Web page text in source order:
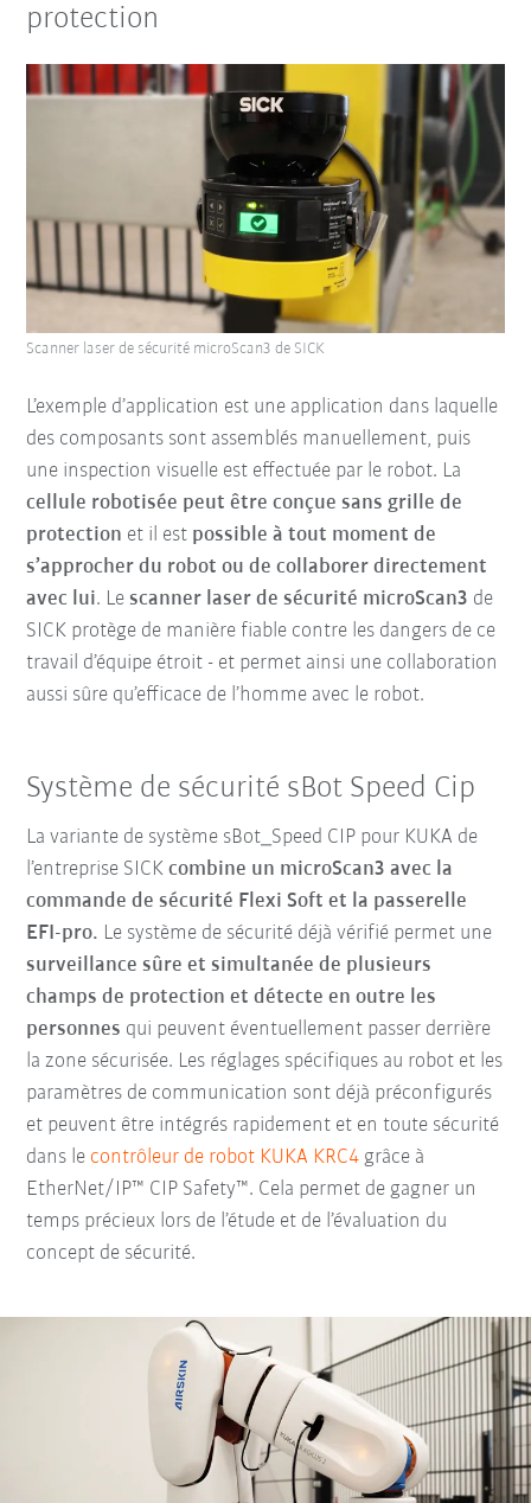
protection
L’exemple d’application est une application dans laquelle
des composants sont assemblés manuellement, puis
une inspection visuelle est effectuée par le robot. La
cellule robotisée peut être conçue sans grille de
protection et il est possible à tout moment de
s’approcher du robot ou de collaborer directement
avec lui. Lescanner laser de sécurité microScan3 de
SICK protège de manière fiable contre les dangers de ce
travail d’équipe étroit - et permet ainsi une collaboration
aussi sûre qu’efficace de l’homme avec le robot.
Scanner laser de sécurité microScan3 de SICK
Système de sécurité sBot Speed Cip
La variante de système sBot_Speed CIP pour KUKA de
l’entreprise SICKcombine un microScan3 avec la
commande de sécurité Flexi Soft et la passerelle
EFI-pro. Le système de sécurité déjà vérifié permet une
surveillance sûre et simultanée de plusieurs
champs de protection et détecte en outre les
personnes qui peuvent éventuellement passer derrière
la zone sécurisée. Les réglages spécifiques au robot et les
paramètres de communication sont déjà préconfigurés
et peuvent être intégrés rapidement et en toute sécurité
dans le contrôleur de robot KUKA KRC4 grâce à
EtherNet/IP™ CIP Safety™. Cela permet de gagner un
temps précieux lors de l’étude et de l’évaluation du
concept de sécurité.